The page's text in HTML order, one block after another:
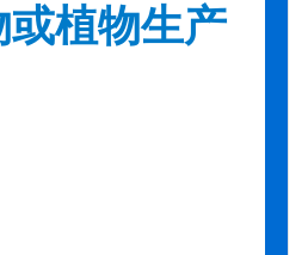
或植物生产